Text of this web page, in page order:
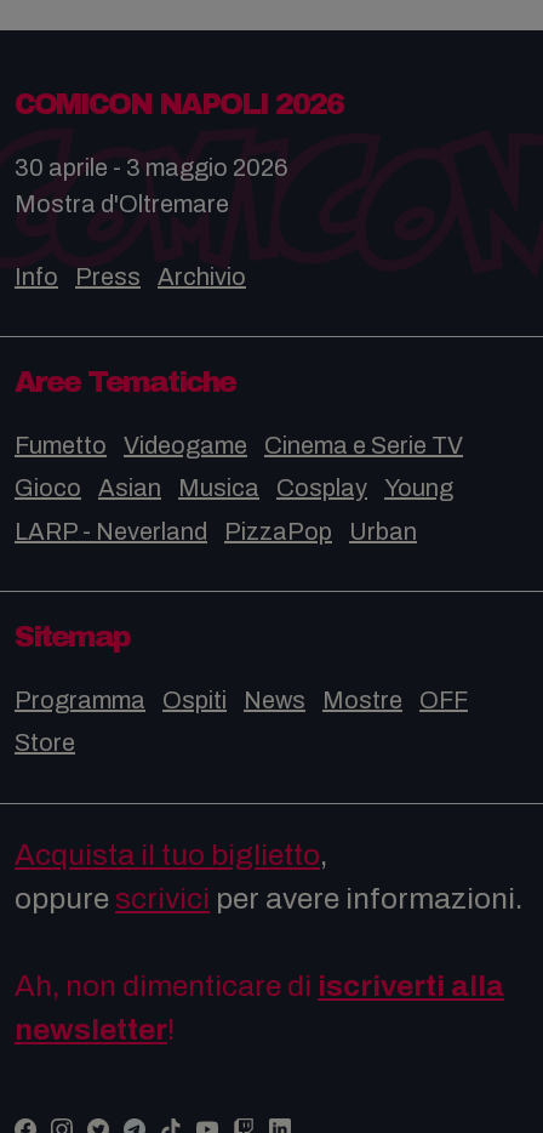
COMICON NAPOLI 2026
30 aprile - 3 maggio 2026
Mostra d'Oltremare
Info Press Archivio
Aree Tematiche
Fumetto Videogame
Cinema e Serie TV
Gioco
Asian Musica Cosplay
Young
LARP - Neverland
PizzaPop Urban
Sitemap
Programma Ospiti News Mostre
OFF
Store
Acquista il tuo biglietto,
oppure scrivici per avere informazioni.
Ah, non dimenticare di iscriverti alla
newsletter!